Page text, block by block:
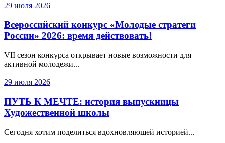
29 июля 2026
Всероссийский конкурс «Молодые стратеги
России» 2026: время действовать!
VII сезон конкурса открывает новые возможности для
активной молодежи...
29 июля 2026
ПУТЬ К МЕЧТЕ: история выпускницы
Художественной школы
Сегодня хотим поделиться вдохновляющей историей...